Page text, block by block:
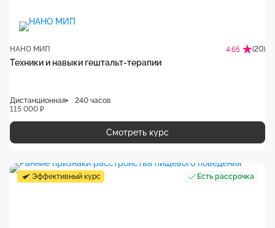
НАНО МИП 4.65 (20)
Техники и навыки гештальт-терапии
Дистанционная
240 часов
115 000 ₽
Смотреть курс
Эффективный курс Есть рассрочка